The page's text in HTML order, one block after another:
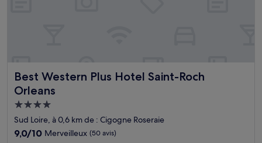
Best Western Plus Hotel Saint-Roch
Orleans
Best Western Plus Hotel Saint-Roch Orleans
Hébergement
4.0 étoiles
Sud Loire, à 0,6 km de : Cigogne Roseraie
9.0
9,0/10 Merveilleux (50 avis)